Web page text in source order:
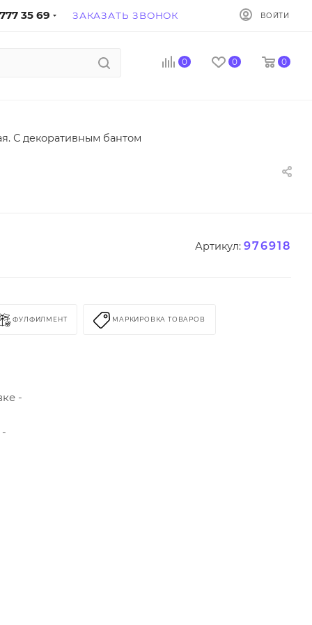
35 69 ЗАКАЗАТЬ ЗВОНОК ВОЙТИ
0 0 0
С декоративным бантом
Артикул: 976918
ФУЛФИЛМЕНТ МАРКИРОВКА ТОВАРОВ
-